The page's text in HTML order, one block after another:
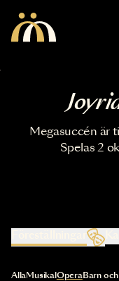
Megasuccén är
Spelas 2
Val av kategori
AllaMusikal OperaBarn